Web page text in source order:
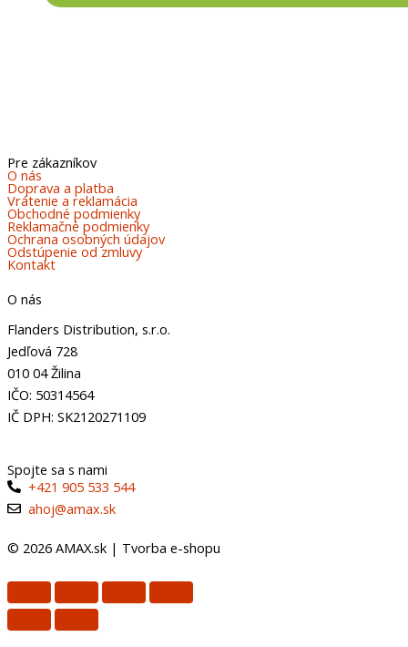
Pre zákazníkov
O nás
Doprava a platba
Vrátenie a reklamácia
Obchodné podmienky
Reklamačné podmienky
Ochrana osobných údajov
Odstúpenie od zmluvy
Kontakt
O nás
Flanders Distribution, s.r.o.
Jedľová 728
010 04 Žilina
IČO: 50314564
IČ DPH: SK2120271109
Spojte sa s nami
+421 905 533 544
ahoj@amax.sk
© 2026 AMAX.sk | Tvorba e-shopu